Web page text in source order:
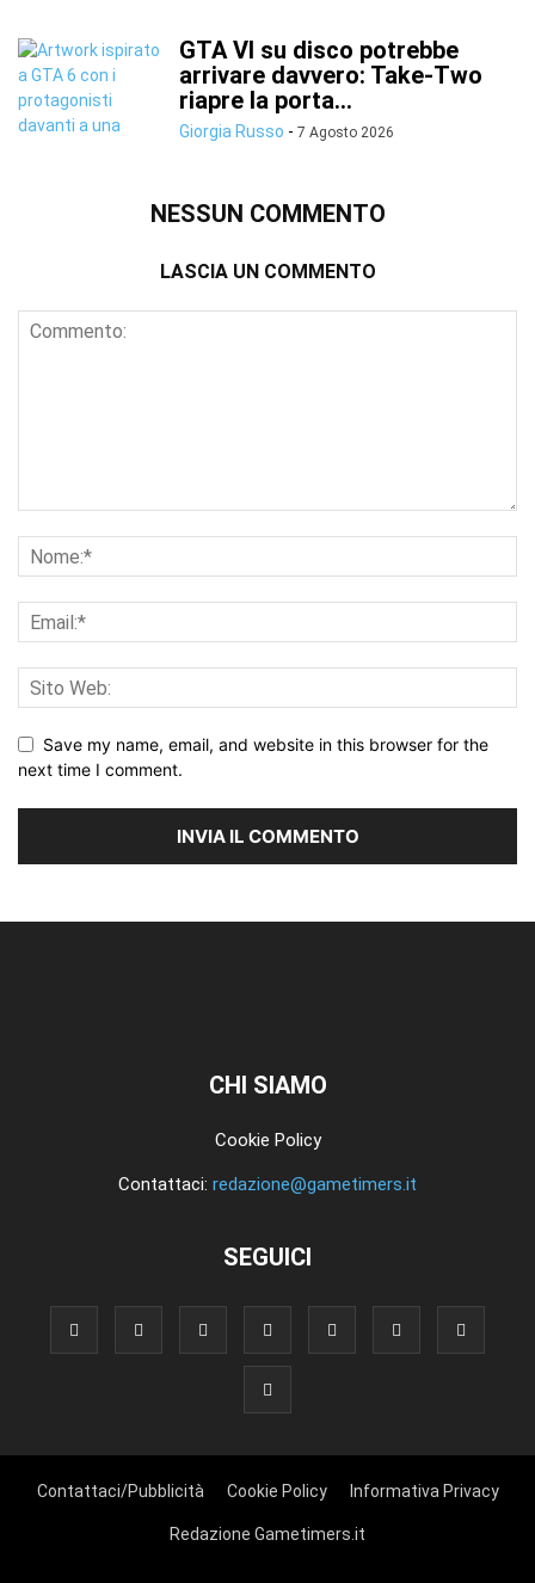
GTA VI su disco potrebbe
arrivare davvero: Take-Two
riapre la porta...
Giorgia Russo - 7 Agosto 2026
NESSUN COMMENTO
LASCIA UN COMMENTO
Save my name, email, and website in this browser for the
next time I comment.
CHI SIAMO
Cookie Policy
Contattaci: redazione@gametimers.it
SEGUICI
Contattaci/Pubblicità Cookie Policy Informativa Privacy
Redazione Gametimers.it